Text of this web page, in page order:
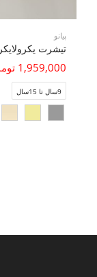
پیانو
1,959,000 تومان
9سال تا 15سال